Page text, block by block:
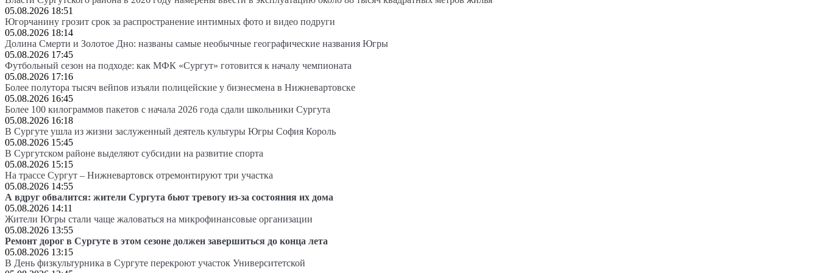
05.08.2026 18:51
Югорчанину грозит срок за распространение интимных фото и видео подруги
05.08.2026 18:14
Долина Смерти и Золотое Дно: названы самые необычные географические названия Югры
05.08.2026 17:45
Футбольный сезон на подходе: как МФК «Сургут» готовится к началу чемпионата
05.08.2026 17:16
Более полутора тысяч вейпов изъяли полицейские у бизнесмена в Нижневартовске
05.08.2026 16:45
Более 100 килограммов пакетов с начала 2026 года сдали школьники Сургута
05.08.2026 16:18
В Сургуте ушла из жизни заслуженный деятель культуры Югры София Король
05.08.2026 15:45
В Сургутском районе выделяют субсидии на развитие спорта
05.08.2026 15:15
На трассе Сургут – Нижневартовск отремонтируют три участка
05.08.2026 14:55
А вдруг обвалится: жители Сургута бьют тревогу из-за состояния их дома
05.08.2026 14:11
Жители Югры стали чаще жаловаться на микрофинансовые организации
05.08.2026 13:55
Ремонт дорог в Сургуте в этом сезоне должен завершиться до конца лета
05.08.2026 13:15
В День физкультурника в Сургуте перекроют участок Университетской